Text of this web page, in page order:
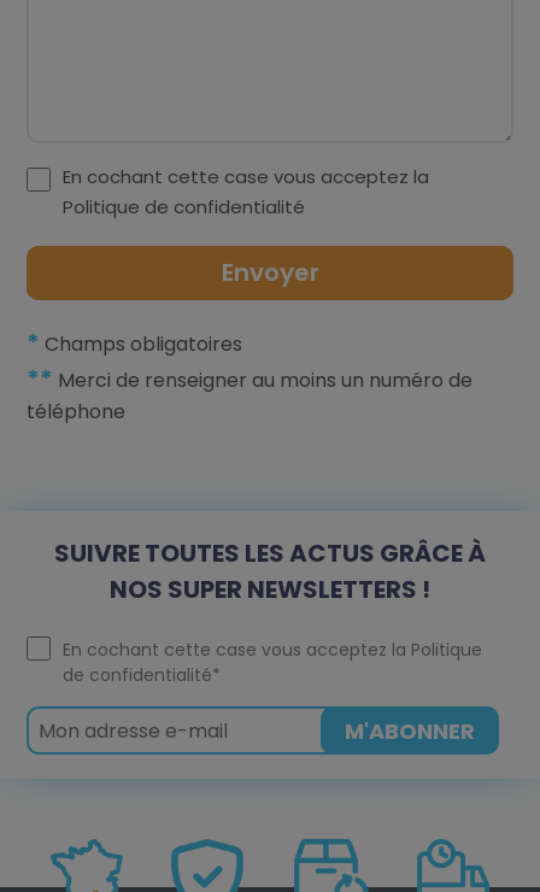
En cochant cette case vous acceptez la
Politique de confidentialité
* Champs obligatoires
** Merci de renseigner au moins un numéro de
téléphone
SUIVRE TOUTES LES ACTUS GRÂCE À
NOS SUPER NEWSLETTERS !
En cochant cette case vous acceptez la Politique
de confidentialité*